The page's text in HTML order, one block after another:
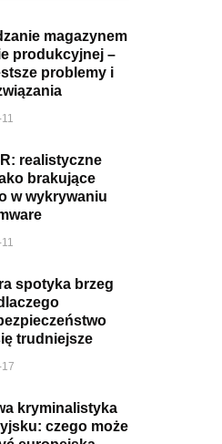
magazynem
produkcyjnej –
problemy i
realistyczne
brakujące
w wykrywaniu
spotyka brzeg
trudniejsze
kryminalistyka
czego może